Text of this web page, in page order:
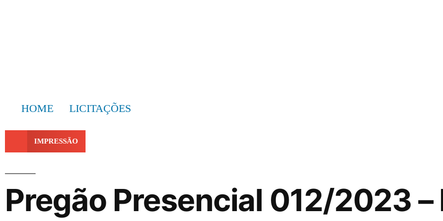
HOME LICITAÇÕES
IMPRESSÃO
Pregão Presencial 012/2023 –